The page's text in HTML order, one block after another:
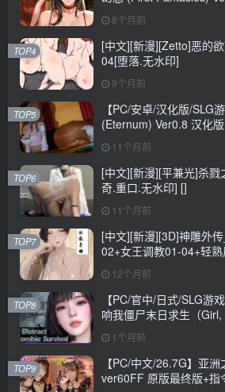
SLG游戏+2.90G
8个月前
[中文][新漫][Zetto]恶的
04[堕落.无水印]
9个月前
TOP4
【PC/安卓/汉化版/SLG
(Eternum) Ver0.8 汉化
戏+10.8G
11个月前
TOP5
[中文][新漫][平兼光]杀
奇.重口.无水印] []
11个月前
TOP6
[中文][新漫][3D]神雕外
02+女王调教01-04+轻
12个月前
TOP7
【PC/官中/日式/SLG游
响我僵尸末日求生（
Zombie Survival）官中
+10.40G
1个月前
TOP8
【PC/中文/26.7G】亚
ver60FF 原版最终版+指
TOP9